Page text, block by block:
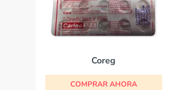
Coreg
COMPRAR AHORA